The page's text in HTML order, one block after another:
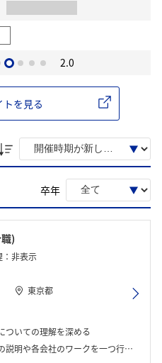
2.0
トを見る
卒年
)
非表示
東京都
ついての理解を深める
行いました。今回のテーマはSDGsに関係する時計を考えようという内容でした。